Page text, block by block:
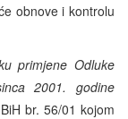
obnove i kontrolu
primjene Odluke
2001. godine
br. 56/01 kojom